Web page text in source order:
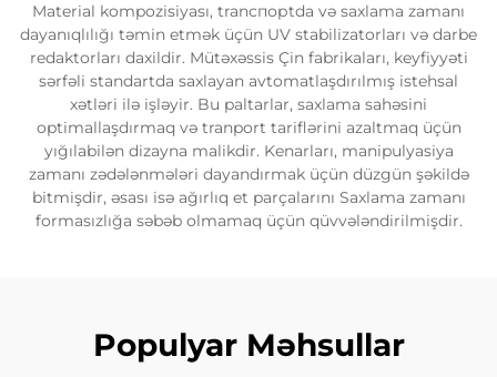
Material kompozisiyası, tranспорtda və saxlama zamanı
dayanıqlılığı təmin etmək üçün UV stabilizatorları və darbe
redaktorları daxildir. Mütəxəssis Çin fabrikaları, keyfiyyəti
sərfəli standartda saxlayan avtomatlaşdırılmış istehsal
xətləri ilə işləyir. Bu paltarlar, saxlama sahəsini
optimallaşdırmaq və tranport tariflərini azaltmaq üçün
yığılabilən dizayna malikdir. Kenarları, manipulyasiya
zamanı zədələnmələri dayandırmak üçün düzgün şəkildə
bitmişdir, əsası isə ağırlıq et parçalarını Saxlama zamanı
formasızlığa səbəb olmamaq üçün qüvvələndirilmişdir.
Populyar Məhsullar